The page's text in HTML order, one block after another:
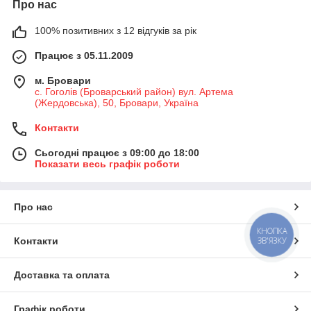
Про нас
100% позитивних з 12 відгуків за рік
Працює з 05.11.2009
м. Бровари
с. Гоголів (Броварський район) вул. Артема
(Жердовська), 50, Бровари, Україна
Контакти
Сьогодні працює з 09:00 до 18:00
Показати весь графік роботи
Про нас
Контакти
Доставка та оплата
КНОПКА
ЗВ'ЯЗКУ